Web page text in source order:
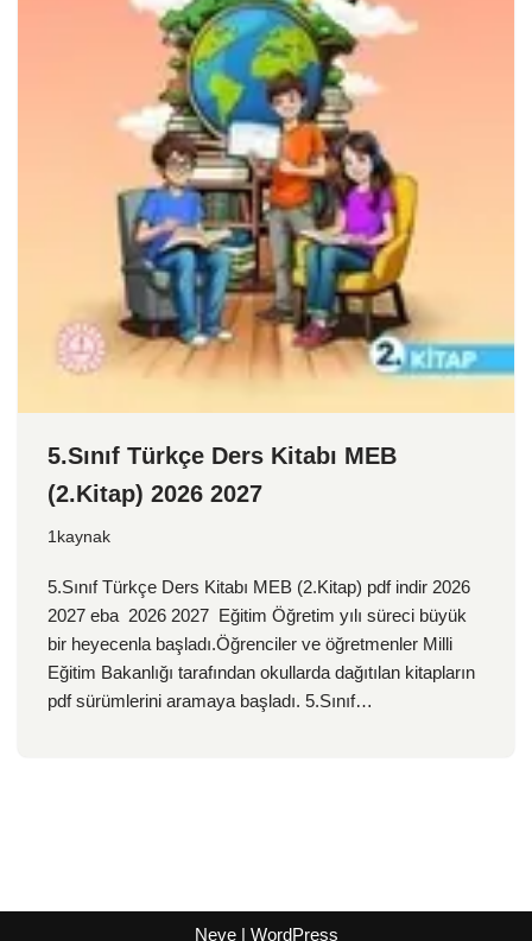
5.Sınıf Türkçe Ders Kitabı MEB
(2.Kitap) 2026 2027
1kaynak
5.Sınıf Türkçe Ders Kitabı MEB (2.Kitap) pdf indir 2026
2027 eba 2026 2027 Eğitim Öğretim yılı süreci büyük
bir heyecenla başladı.Öğrenciler ve öğretmenler Milli
Eğitim Bakanlığı tarafından okullarda dağıtılan kitapların
pdf sürümlerini aramaya başladı. 5.Sınıf…
Neve| WordPress